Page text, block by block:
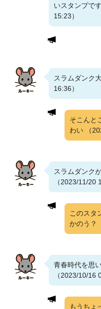
いスタンプで
15:23）
スラムダンク
16:36）
そこんと
わい （
スラムダンク
（2023/11/20
このスタ
かのう？
青春時代を思
（2023/10/16
もうちょ